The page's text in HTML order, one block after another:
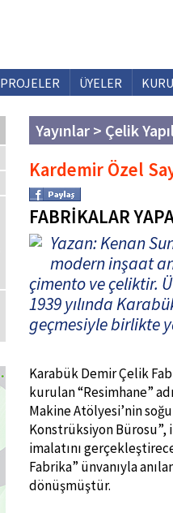
PROJELER ÜYELER
Yayınlar > Çelik
Kardemir Özel
FABRİKALAR
Yazan: Kenan
modern inşaat
çimento ve çeliktir.
1939 yılında
geçmesiyle birlikte
Karabük Demir Çelik
kurulan “Resimhane”
Makine Atölyesi’nin
Konstrüksiyon
imalatını
Fabrika” ünvanıyla
dönüşmüştür.